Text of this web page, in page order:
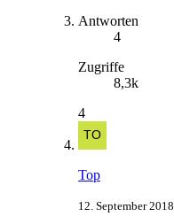
Antworten
4
Zugriffe
8,3k
4
Top
12. September 2018